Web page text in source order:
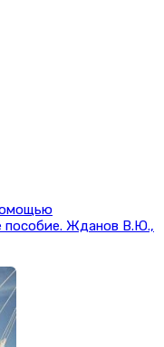
пособие. Жданов В.Ю.,